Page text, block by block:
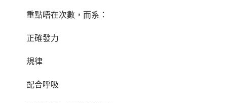
重點唔在次數，而系：
正確發力
規律
配合呼吸